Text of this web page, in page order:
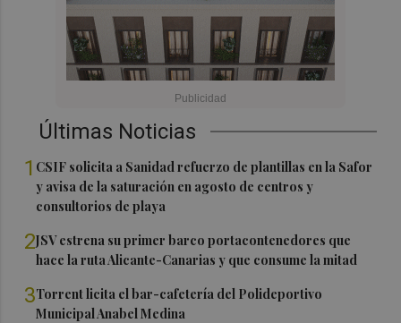
Últimas Noticias
1 CSIF solicita a Sanidad refuerzo de plantillas en la Safor
y avisa de la saturación en agosto de centros y
consultorios de playa
2JSV estrena su primer barco portacontenedores que
hace la ruta Alicante-Canarias y que consume la mitad
3Torrent licita el bar-cafetería del Polideportivo
Municipal Anabel Medina